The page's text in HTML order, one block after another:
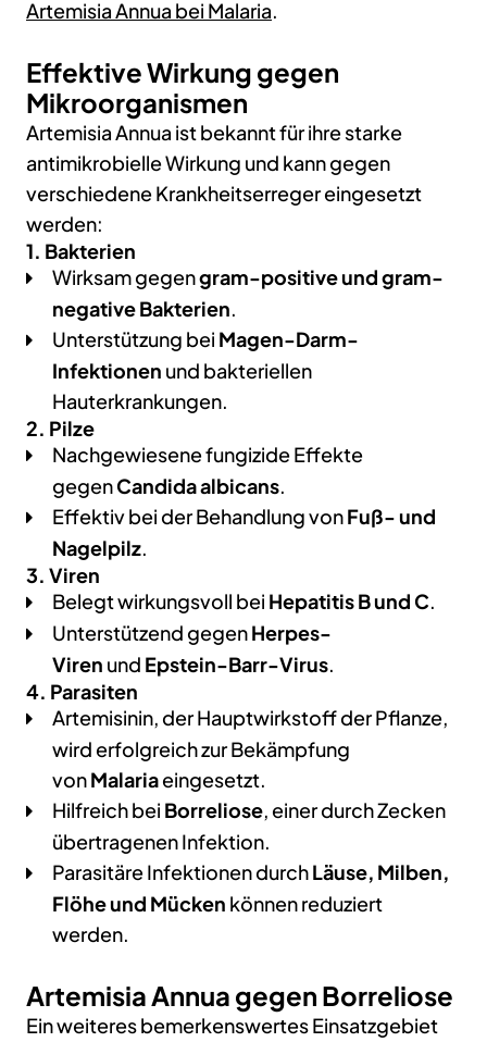
Artemisia Annua bei Malaria.
Effektive Wirkung gegen
Mikroorganismen
Artemisia Annua ist bekannt für ihre starke
antimikrobielle Wirkung und kann gegen
verschiedene Krankheitserreger eingesetzt
werden:
1. Bakterien
Wirksam gegengram-positive und gram-
negative Bakterien.
Unterstützung bei Magen-Darm-
Infektionen und bakteriellen
Hauterkrankungen.
2. Pilze
Nachgewiesene fungizide Effekte
gegenCandida albicans.
Effektiv bei der Behandlung vonFuß- und
Nagelpilz.
3. Viren
Belegt wirkungsvoll bei Hepatitis B und C.
Unterstützend gegenHerpes-
Viren und Epstein-Barr-Virus.
4. Parasiten
Artemisinin, der Hauptwirkstoff der Pflanze,
wird erfolgreich zur Bekämpfung
vonMalariaeingesetzt.
Hilfreich bei Borreliose, einer durch Zecken
übertragenen Infektion.
Parasitäre Infektionen durchLäuse, Milben,
Flöhe und Mücken können reduziert
werden.
Artemisia Annua gegen Borreliose
Ein weiteres bemerkenswertes Einsatzgebiet